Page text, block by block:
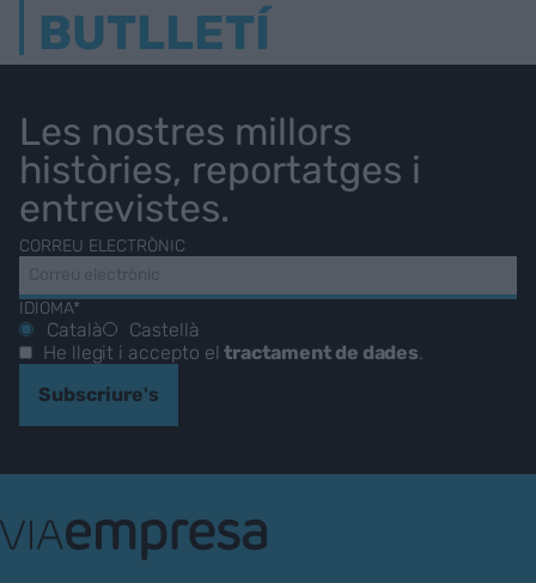
BUTLLETÍ
Les nostres millors
històries, reportatges i
entrevistes.
CORREU ELECTRÒNIC
IDIOMA*
Català
Castellà
He llegit i accepto eltractament de dades.
Subscriure's